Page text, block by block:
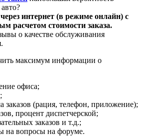
через интернет (в режиме онлайн) с
расчетом стоимости заказа.
о качестве обслуживания
.
максимум информации о
офиса;
(рация, телефон, приложение);
процент диспетчерской;
заказов и т.д.;
на вопросы на форуме.